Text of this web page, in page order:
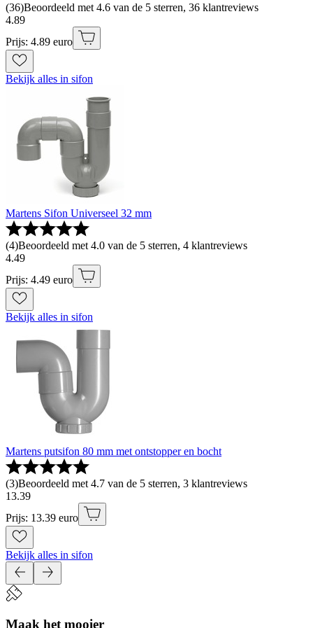
(36)Beoordeeld met 4.6 van de 5 sterren, 36 klantreviews
4.89
Prijs: 4.89 euro
Bekijk alles in sifon
Martens Sifon Universeel 32 mm
(4)Beoordeeld met 4.0 van de 5 sterren, 4 klantreviews
4.49
Prijs: 4.49 euro
Bekijk alles in sifon
Martens putsifon 80 mm met ontstopper en bocht
(3)Beoordeeld met 4.7 van de 5 sterren, 3 klantreviews
13.39
Prijs: 13.39 euro
Bekijk alles in sifon
Maak het mooier